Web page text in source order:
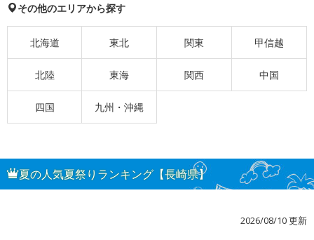
その他のエリアから探す
北海道 東北 関東 甲信越
北陸 東海 関西 中国
四国 九州・沖縄
夏の人気夏祭りランキング【長崎県】
2026/08/10 更新